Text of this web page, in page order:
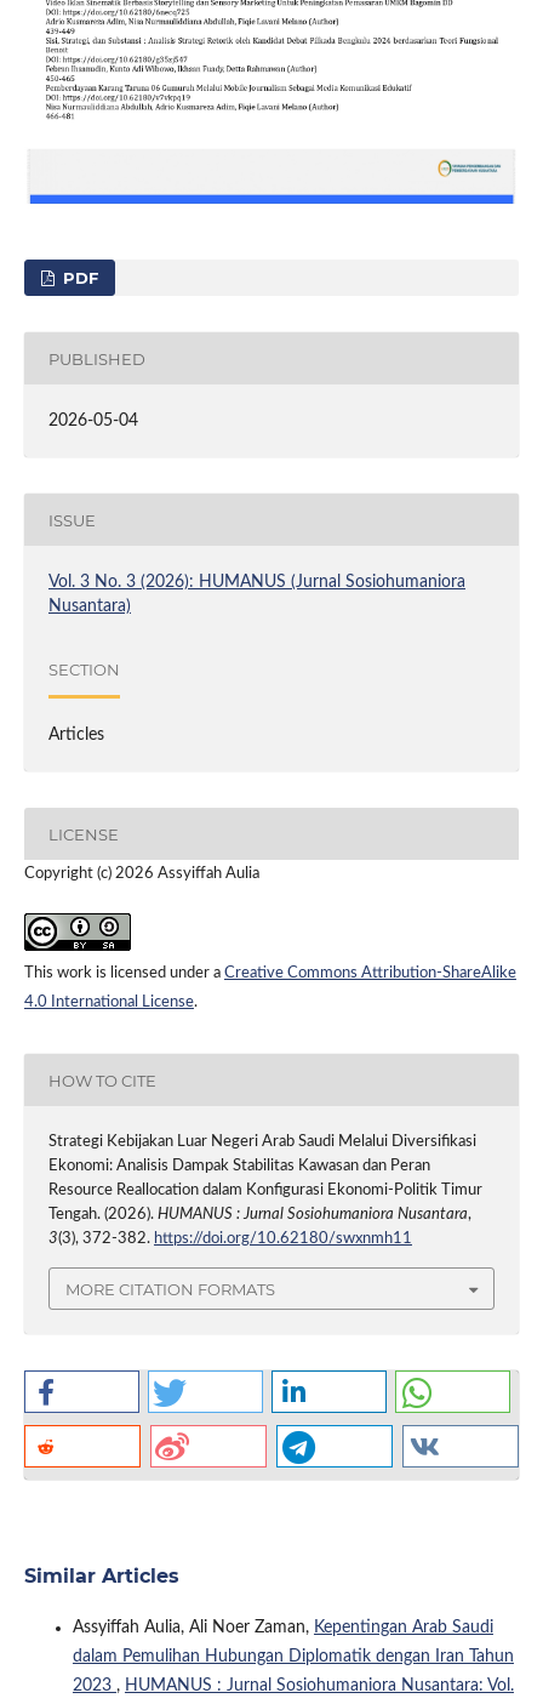
PDF
PUBLISHED
2026-05-04
ISSUE
Vol. 3 No. 3 (2026): HUMANUS (Jurnal Sosiohumaniora
Nusantara)
SECTION
Articles
LICENSE
Copyright (c) 2026 Assyiffah Aulia
This work is licensed under a Creative Commons Attribution-ShareAlike
4.0 International License.
HOW TO CITE
Strategi Kebijakan Luar Negeri Arab Saudi Melalui Diversifikasi
Ekonomi: Analisis Dampak Stabilitas Kawasan dan Peran
Resource Reallocation dalam Konfigurasi Ekonomi-Politik Timur
Tengah. (2026). HUMANUS : Jurnal Sosiohumaniora Nusantara,
3(3), 372-382. https://doi.org/10.62180/swxnmh11
MORE CITATION FORMATS
Similar Articles
Assyiffah Aulia, Ali Noer Zaman, Kepentingan Arab Saudi
dalam Pemulihan Hubungan Diplomatik dengan Iran Tahun
2023 , HUMANUS : Jurnal Sosiohumaniora Nusantara: Vol.